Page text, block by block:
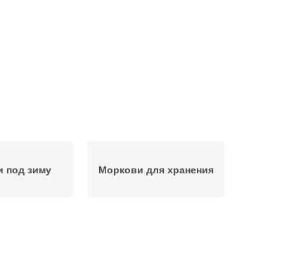
под зиму Моркови для хранения